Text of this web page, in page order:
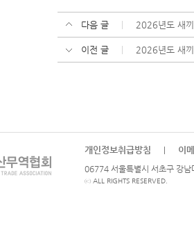
다음 글 2026년도 새
이전 글 2026년도 새
개인정보취급방침 이
06774 서울특별시 서초구 강
ⓒ ALL RIGHTS RESERVED.